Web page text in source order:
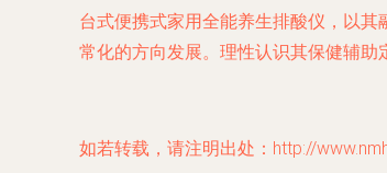
台式便携式家用全能养生排酸仪，以
常化的方向发展。理性认识其保健辅助
如若转载，请注明出处：http://